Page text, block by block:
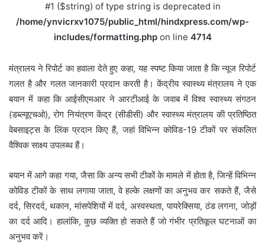
#1 ($string) of type string is deprecated in
/home/ynvicrxv1075/public_html/hindxpress.com/wp-
includes/formatting.phpon line 4714
मंत्रालय ने रिपोर्ट का हवाला देते हुए कहा, यह स्पष्ट किया जाता है कि न्यूज रिपोर्ट
गलत है और गलत जानकारी प्रदान करती है। केंद्रीय स्वास्थ्य मंत्रालय ने एक
बयान में कहा कि आईसीएमआर ने आरटीआई के जवाब में विश्व स्वास्थ्य संगठन
(डब्ल्यूएचओ), रोग नियंत्रण केंद्र (सीडीसी) और स्वास्थ्य मंत्रालय की प्रतिष्ठित
वेबसाइट्स के लिंक प्रदान किए हैं, जहां विभिन्न कोविड-19 टीकों पर संकलित
वैश्विक साक्ष्य उपलब्ध हैं।
बयान में आगे कहा गया, जैसा कि अन्य सभी टीकों के मामले में होता है, जिन्हें विभिन्न
कोविड टीकों के साथ लगाया जाता, वे हल्के लक्षणों का अनुभव कर सकते हैं, जैसे
दर्द, सिरदर्द, थकान, मांसपेशियों में दर्द, अस्वस्थता, पायरेक्सिया, ठंड लगना, जोड़ों
का दर्द आदि। हालांकि, कुछ व्यक्ति हो सकते हैं जो गंभीर प्रतिकूल घटनाओं का
अनुभव करें।